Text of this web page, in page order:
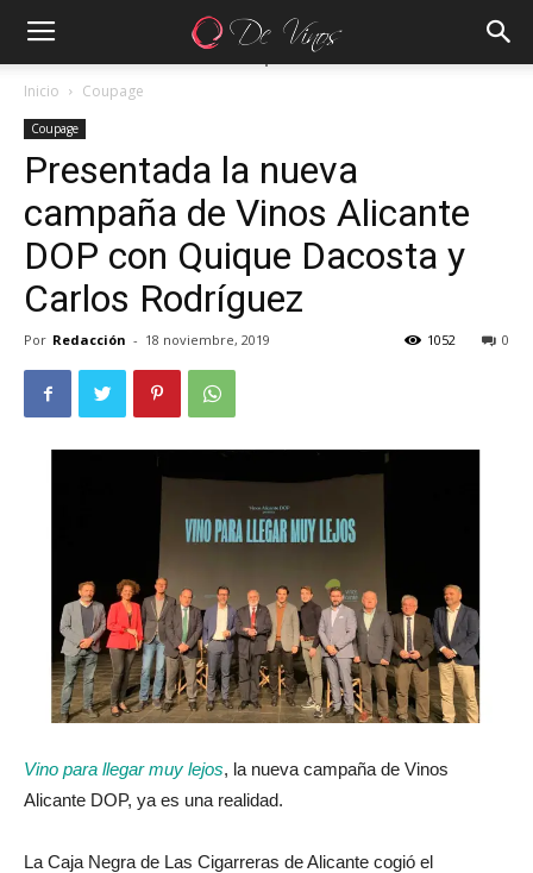
Inicio Coupage
Coupage
Presentada la nueva
campaña de Vinos Alicante
DOP con Quique Dacosta y
Carlos Rodríguez
Por Redacción - 18 noviembre, 2019 0
1052
Vino para llegar muy lejos, la nueva campaña de Vinos
Alicante DOP, ya es una realidad.
La Caja Negra de Las Cigarreras de Alicante cogió el